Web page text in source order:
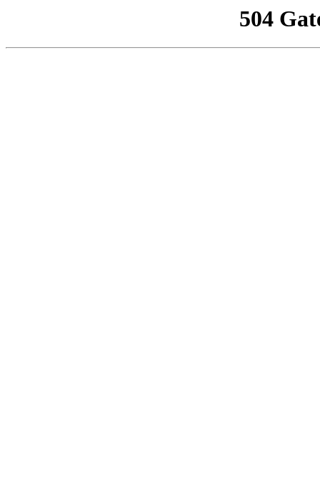
504